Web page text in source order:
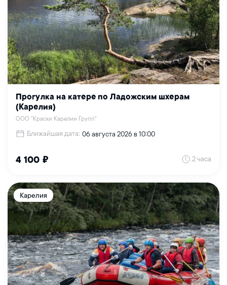
Прогулка на катере по Ладожским шхерам
(Карелия)
ООО "Краски Карелии Групп"
Ближайшая дата: 06 августа 2026 в 10:00
4 100 ₽ 2 часа
Карелия